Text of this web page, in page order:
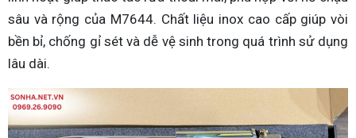
sâu và rộng của M7644. Chất liệu inox cao cấp giúp vòi
bền bỉ, chống gỉ sét và dễ vệ sinh trong quá trình sử dụng
lâu dài.